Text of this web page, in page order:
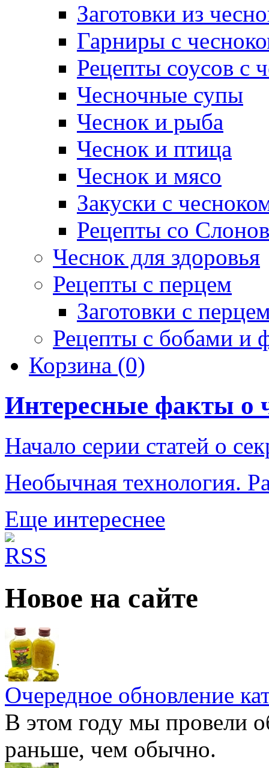
Заготовки из
Гарниры с
Рецепты соусов с
Чесночные супы
Чеснок и рыба
Чеснок и птица
Чеснок и мясо
Закуски с
Рецепты со
Чеснок для здоровья
Рецепты с перцем
Заготовки с
Рецепты с бобами и
Корзина (0)
Интересные факты о
Начало серии статей о
Необычная технология.
Еще интереснее
Новое на сайте
Очередное обновление
В этом году мы провели
раньше, чем обычно.